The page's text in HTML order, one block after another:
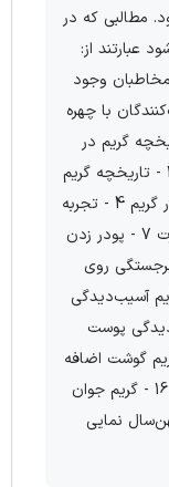
مطالبی که در
عبارتند از:
مخاطبان وجود
با چهره­‌
گریم در
جهان و سینما بوده است. گریم سینمایی: 1 - تاریخچه گریم
در سینما 2 - شبیه‌سازی 3 - نوع پوست در گریم 4 - تجربه
در گریم 5 - مواد گریم 6 - گریم زخم صورت 7 - پودر زدن
گریم کبودی دور چشم 9 - برجستگی روی
کار با درماوکس 11 - گریم آسیب‌دیدگی
آسیب‌دیدگی پوست
13 - کار با سیلیکن 14 - گریم گوشت اضافه
در حادثه 15 - گریم سوختگی ناحیه ابرو 16 - گریم جوان